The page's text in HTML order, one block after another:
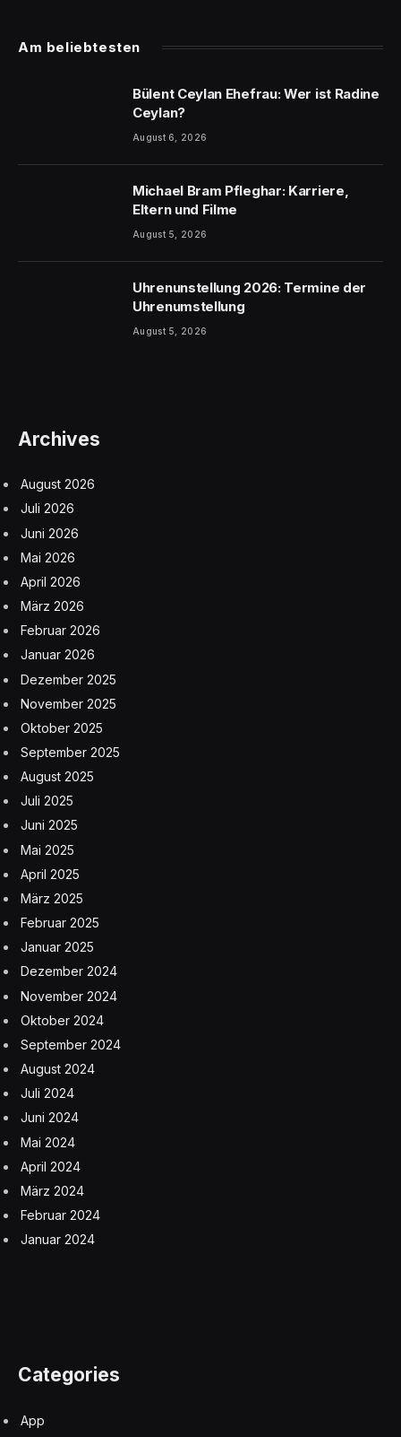
Am beliebtesten
Bülent Ceylan Ehefrau: Wer ist Radine
Ceylan?
August 6, 2026
Michael Bram Pfleghar: Karriere,
Eltern und Filme
August 5, 2026
Uhrenunstellung 2026: Termine der
Uhrenumstellung
August 5, 2026
Archives
August 2026
Juli 2026
Juni 2026
Mai 2026
April 2026
März 2026
Februar 2026
Januar 2026
Dezember 2025
November 2025
Oktober 2025
September 2025
August 2025
Juli 2025
Juni 2025
Mai 2025
April 2025
März 2025
Februar 2025
Januar 2025
Dezember 2024
November 2024
Oktober 2024
September 2024
August 2024
Juli 2024
Juni 2024
Mai 2024
April 2024
März 2024
Februar 2024
Januar 2024
Categories
App